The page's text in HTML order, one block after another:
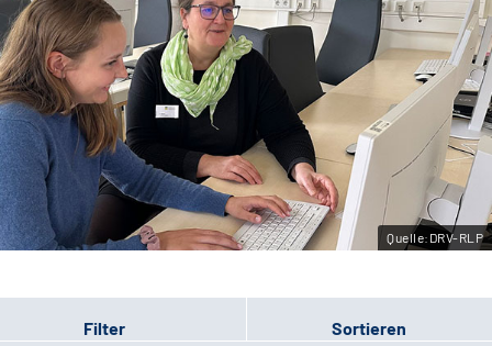
Beratungsstellen &
Zuweisende
Suche
Leichte Sprache
Gebärdensprache
Quelle:DRV-RLP
Filter Sortieren